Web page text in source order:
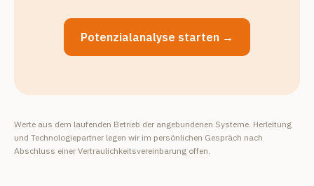
Potenzialanalyse starten →
Werte aus dem laufenden Betrieb der angebundenen Systeme. Herleitung
und Technologiepartner legen wir im persönlichen Gespräch nach
Abschluss einer Vertraulichkeitsvereinbarung offen.